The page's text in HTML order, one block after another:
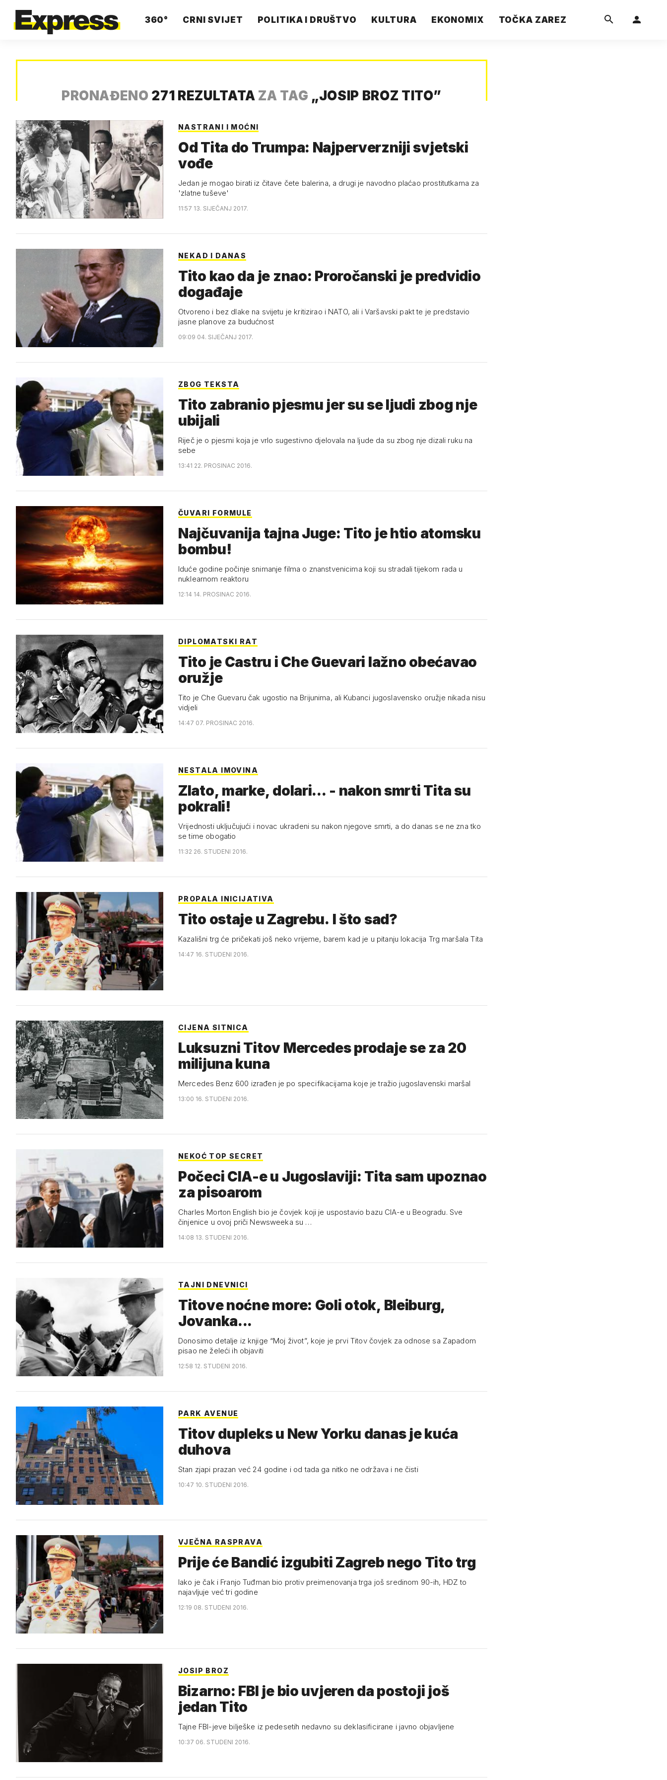
360° CRNI SVIJET POLITIKA I DRUŠTVO KULTURA EKONOMIX TOČKA ZAREZ
PRONAĐENO 271 REZULTATA ZA TAG „JOSIP BROZ TITO”
NASTRANI I MOĆNI
Od Tita do Trumpa: Najperverzniji svjetski
vođe
Jedan je mogao birati iz čitave čete balerina, a drugi je navodno plaćao prostitutkama za
'zlatne tuševe'
11:57 13. SIJEČANJ 2017.
NEKAD I DANAS
Tito kao da je znao: Proročanski je predvidio
događaje
Otvoreno i bez dlake na svijetu je kritizirao i NATO, ali i Varšavski pakt te je predstavio
jasne planove za budućnost
09:09 04. SIJEČANJ 2017.
ZBOG TEKSTA
Tito zabranio pjesmu jer su se ljudi zbog nje
ubijali
Riječ je o pjesmi koja je vrlo sugestivno djelovala na ljude da su zbog nje dizali ruku na
sebe
13:41 22. PROSINAC 2016.
ČUVARI FORMULE
Najčuvanija tajna Juge: Tito je htio atomsku
bombu!
Iduće godine počinje snimanje filma o znanstvenicima koji su stradali tijekom rada u
nuklearnom reaktoru
12:14 14. PROSINAC 2016.
DIPLOMATSKI RAT
Tito je Castru i Che Guevari lažno obećavao
oružje
Tito je Che Guevaru čak ugostio na Brijunima, ali Kubanci jugoslavensko oružje nikada nisu
vidjeli
14:47 07. PROSINAC 2016.
NESTALA IMOVINA
Zlato, marke, dolari... - nakon smrti Tita su
pokrali!
Vrijednosti uključujući i novac ukradeni su nakon njegove smrti, a do danas se ne zna tko
se time obogatio
11:32 26. STUDENI 2016.
PROPALA INICIJATIVA
Tito ostaje u Zagrebu. I što sad?
Kazališni trg će pričekati još neko vrijeme, barem kad je u pitanju lokacija Trg maršala Tita
14:47 16. STUDENI 2016.
CIJENA SITNICA
Luksuzni Titov Mercedes prodaje se za 20
milijuna kuna
Mercedes Benz 600 izrađen je po specifikacijama koje je tražio jugoslavenski maršal
13:00 16. STUDENI 2016.
NEKOĆ TOP SECRET
Počeci CIA-e u Jugoslaviji: Tita sam upoznao
za pisoarom
Charles Morton English bio je čovjek koji je uspostavio bazu CIA-e u Beogradu. Sve
činjenice u ovoj priči Newsweeka su …
14:08 13. STUDENI 2016.
TAJNI DNEVNICI
Titove noćne more: Goli otok, Bleiburg,
Jovanka...
Donosimo detalje iz knjige “Moj život”, koje je prvi Titov čovjek za odnose sa Zapadom
pisao ne želeći ih objaviti
12:58 12. STUDENI 2016.
PARK AVENUE
Titov dupleks u New Yorku danas je kuća
duhova
Stan zjapi prazan već 24 godine i od tada ga nitko ne održava i ne čisti
10:47 10. STUDENI 2016.
VJEČNA RASPRAVA
Prije će Bandić izgubiti Zagreb nego Tito trg
Iako je čak i Franjo Tuđman bio protiv preimenovanja trga još sredinom 90-ih, HDZ to
najavljuje već tri godine
12:19 08. STUDENI 2016.
JOSIP BROZ
Bizarno: FBI je bio uvjeren da postoji još
jedan Tito
Tajne FBI-jeve bilješke iz pedesetih nedavno su deklasificirane i javno objavljene
10:37 06. STUDENI 2016.